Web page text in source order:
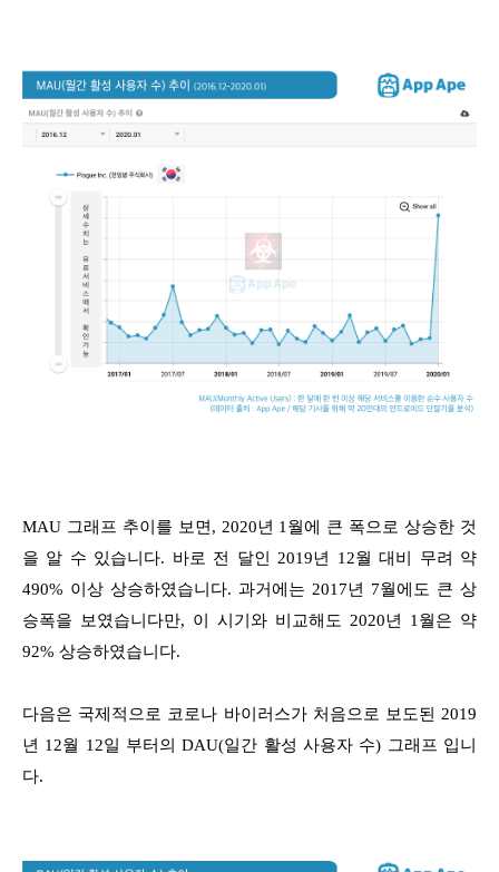
MAU 그래프 추이를 보면, 2020년 1월에 큰 폭으로 상승한 것
을 알 수 있습니다. 바로 전 달인 2019년 12월 대비 무려 약
490% 이상 상승하였습니다. 과거에는 2017년 7월에도 큰 상
승폭을 보였습니다만, 이 시기와 비교해도 2020년 1월은 약
92% 상승하였습니다.
다음은 국제적으로 코로나 바이러스가 처음으로 보도된 2019
년 12월 12일 부터의 DAU(일간 활성 사용자 수) 그래프 입니
다.